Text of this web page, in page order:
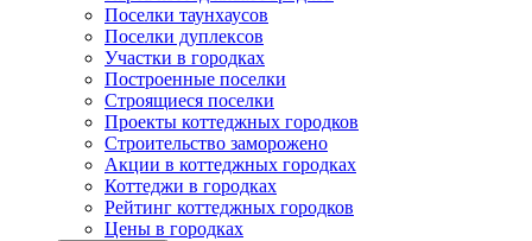
Поселки таунхаусов
Поселки дуплексов
Участки в городках
Построенные поселки
Строящиеся поселки
Проекты коттеджных городков
Строительство заморожено
Акции в коттеджных городках
Коттеджи в городках
Рейтинг коттеджных городков
Цены в городках